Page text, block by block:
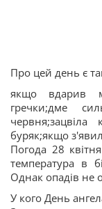
Про цей день є
якщо вдарив
гречки;дме
буряк;якщо
Погода 28
температура в
Однак опадів не
У кого День